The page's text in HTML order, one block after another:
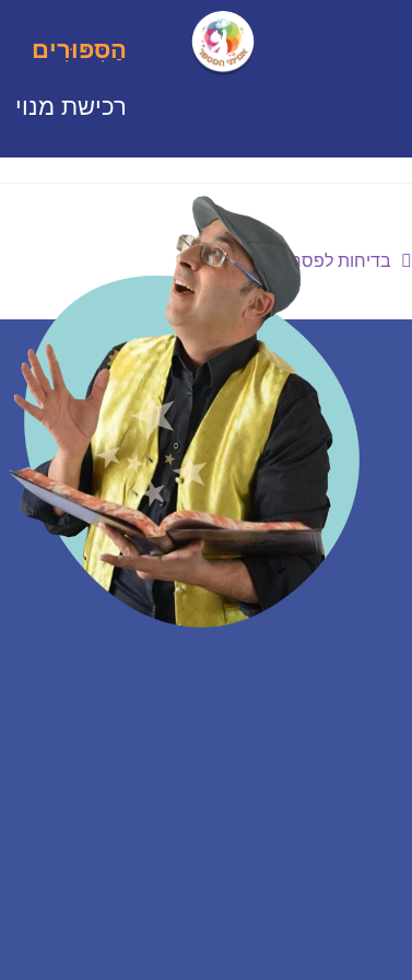
הַסִּפּוּרִים
רכישת מנוי
בדיחות לפסח!